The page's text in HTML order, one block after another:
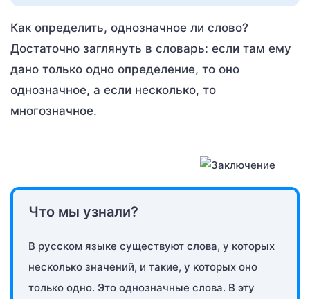
Как определить, однозначное ли слово?
Достаточно заглянуть в словарь: если там ему
дано только одно определение, то оно
однозначное, а если несколько, то
многозначное.
Что мы узнали?
В русском языке существуют слова, у которых
несколько значений, и такие, у которых оно
только одно. Это однозначные слова. В эту